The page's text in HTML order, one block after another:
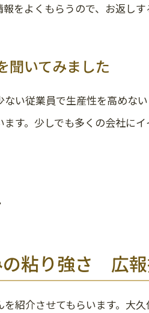
をよくもらうので、お返し
聞いてみました
ない従業員で生産性を高め
ます。少しでも多くの会社に
の粘り強さ 広
紹介させてもらいます。大